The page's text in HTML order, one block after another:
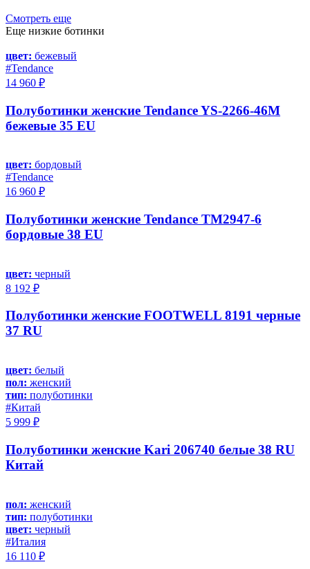
Смотреть еще
Еще низкие ботинки
цвет: бежевый
#Tendance
14 960 ₽
Полуботинки женские Tendance YS-2266-46M
бежевые 35 EU
цвет: бордовый
#Tendance
16 960 ₽
Полуботинки женские Tendance TM2947-6
бордовые 38 EU
цвет: черный
8 192 ₽
Полуботинки женские FOOTWELL 8191 черные
37 RU
цвет: белый
пол: женский
тип: полуботинки
#Китай
5 999 ₽
Полуботинки женские Kari 206740 белые 38 RU
Китай
пол: женский
тип: полуботинки
цвет: черный
#Италия
16 110 ₽